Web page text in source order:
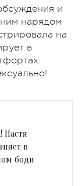
и
нарядом
на
в
Настя
в
боди